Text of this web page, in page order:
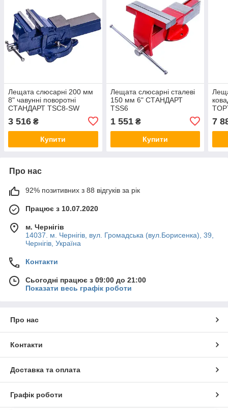
Лещата слюсарні 200 мм
8" чавунні поворотні
СТАНДАРТ TSC8-SW
3 516 ₴
Купити
Лещата слюсарні сталеві
150 мм 6" СТАНДАРТ
TSS6
1 551₴
Купити
7
Про нас
92% позитивних з 88 відгуків за рік
Працює з 10.07.2020
м. Чернігів
14037. м. Чернігів, вул. Громадська (вул.Борисенка), 39,
Чернігів, Україна
Контакти
Сьогодні працює з 09:00 до 21:00
Показати весь графік роботи
Про нас
Контакти
Доставка та оплата
Графік роботи